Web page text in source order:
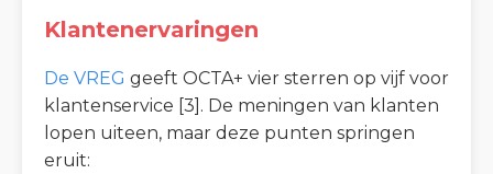
Klantenervaringen
De VREG geeft OCTA+ vier sterren op vijf voor
klantenservice [3]. De meningen van klanten
lopen uiteen, maar deze punten springen
eruit: